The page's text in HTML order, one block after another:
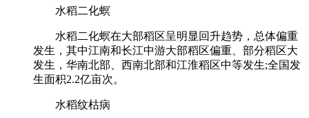
水稻二化螟
水稻二化螟在大部稻区呈明显回升趋势，总体偏重
发生，其中江南和长江中游大部稻区偏重、部分稻区大
发生，华南北部、西南北部和江淮稻区中等发生;全国发
生面积2.2亿亩次。
水稻纹枯病